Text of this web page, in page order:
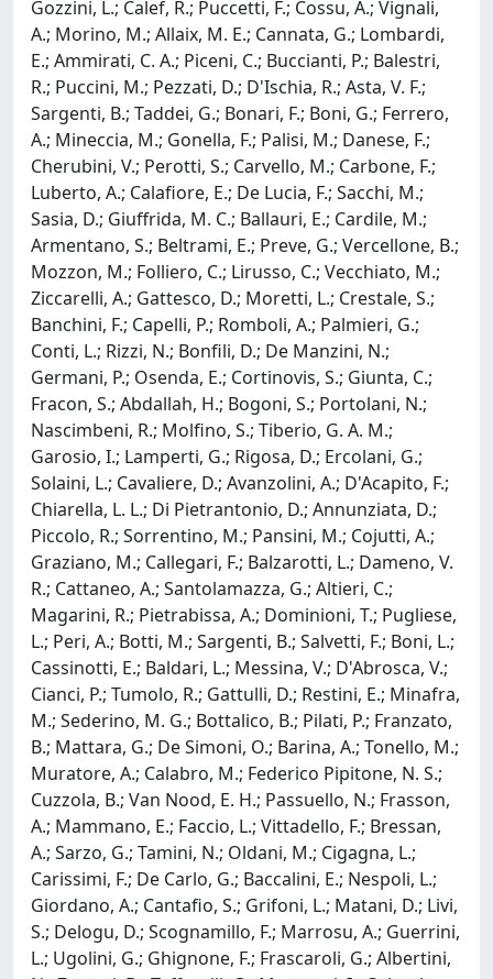
Gozzini, L.; Calef, R.; Puccetti, F.; Cossu, A.; Vignali,
A.; Morino, M.; Allaix, M. E.; Cannata, G.; Lombardi,
E.; Ammirati, C. A.; Piceni, C.; Buccianti, P.; Balestri,
R.; Puccini, M.; Pezzati, D.; D'Ischia, R.; Asta, V. F.;
Sargenti, B.; Taddei, G.; Bonari, F.; Boni, G.; Ferrero,
A.; Mineccia, M.; Gonella, F.; Palisi, M.; Danese, F.;
Cherubini, V.; Perotti, S.; Carvello, M.; Carbone, F.;
Luberto, A.; Calafiore, E.; De Lucia, F.; Sacchi, M.;
Sasia, D.; Giuffrida, M. C.; Ballauri, E.; Cardile, M.;
Armentano, S.; Beltrami, E.; Preve, G.; Vercellone, B.;
Mozzon, M.; Folliero, C.; Lirusso, C.; Vecchiato, M.;
Ziccarelli, A.; Gattesco, D.; Moretti, L.; Crestale, S.;
Banchini, F.; Capelli, P.; Romboli, A.; Palmieri, G.;
Conti, L.; Rizzi, N.; Bonfili, D.; De Manzini, N.;
Germani, P.; Osenda, E.; Cortinovis, S.; Giunta, C.;
Fracon, S.; Abdallah, H.; Bogoni, S.; Portolani, N.;
Nascimbeni, R.; Molfino, S.; Tiberio, G. A. M.;
Garosio, I.; Lamperti, G.; Rigosa, D.; Ercolani, G.;
Solaini, L.; Cavaliere, D.; Avanzolini, A.; D'Acapito, F.;
Chiarella, L. L.; Di Pietrantonio, D.; Annunziata, D.;
Piccolo, R.; Sorrentino, M.; Pansini, M.; Cojutti, A.;
Graziano, M.; Callegari, F.; Balzarotti, L.; Dameno, V.
R.; Cattaneo, A.; Santolamazza, G.; Altieri, C.;
Magarini, R.; Pietrabissa, A.; Dominioni, T.; Pugliese,
L.; Peri, A.; Botti, M.; Sargenti, B.; Salvetti, F.; Boni, L.;
Cassinotti, E.; Baldari, L.; Messina, V.; D'Abrosca, V.;
Cianci, P.; Tumolo, R.; Gattulli, D.; Restini, E.; Minafra,
M.; Sederino, M. G.; Bottalico, B.; Pilati, P.; Franzato,
B.; Mattara, G.; De Simoni, O.; Barina, A.; Tonello, M.;
Muratore, A.; Calabro, M.; Federico Pipitone, N. S.;
Cuzzola, B.; Van Nood, E. H.; Passuello, N.; Frasson,
A.; Mammano, E.; Faccio, L.; Vittadello, F.; Bressan,
A.; Sarzo, G.; Tamini, N.; Oldani, M.; Cigagna, L.;
Carissimi, F.; De Carlo, G.; Baccalini, E.; Nespoli, L.;
Giordano, A.; Cantafio, S.; Grifoni, L.; Matani, D.; Livi,
S.; Delogu, D.; Scognamillo, F.; Marrosu, A.; Guerrini,
L.; Ugolini, G.; Ghignone, F.; Frascaroli, G.; Albertini,